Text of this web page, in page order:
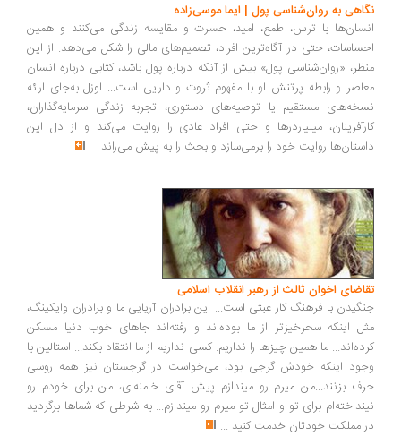
به روان‌شناسی پول | ایما موسی‌زاده
با ترس، طمع، امید، حسرت و مقایسه زندگی می‌کنند و همین
حتی در آگاه‌ترین افراد، تصمیم‌های مالی را شکل می‌دهد. از این
«روان‌شناسی پول» بیش از آنکه درباره پول باشد، کتابی درباره انسان
و رابطه پرتنش او با مفهوم ثروت و دارایی است... اوزل به‌جای ارائه
مستقیم یا توصیه‌های دستوری، تجربه زندگی سرمایه‌گذاران،
میلیاردرها و حتی افراد عادی را روایت می‌کند و از دل این
روایت خود را برمی‌سازد و بحث را به پیش می‌راند ...
اخوان ثالث از رهبر انقلاب اسلامی
با فرهنگ کار عبثی است... این برادران آریایی ما و برادران وایکینگ،
اینکه سحرخیزتر از ما بوده‌اند و رفته‌اند جاهای خوب دنیا مسکن
ما همین چیزها را نداریم. کسی نداریم از ما انتقاد بکند... استالین با
اینکه خودش گرجی بود، می‌خواست در گرجستان نیز همه روسی
بزنند...من میرم رو میندازم پیش آقای خامنه‌ای، من برای خودم رو
برای تو و امثال تو میرم رو میندازم... به شرطی که شماها برگردید
مملکت خودتان خدمت کنید...